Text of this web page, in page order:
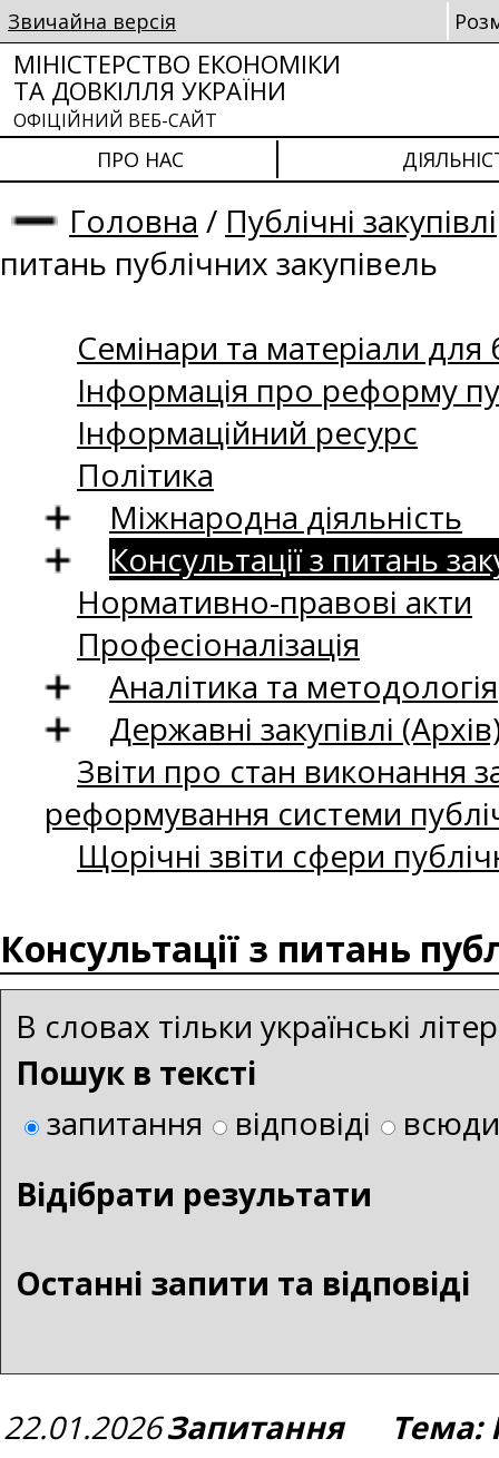
Звичайна версія
МІНІСТЕРСТВО ЕКОНОМІКИ
ТА ДОВКІЛЛЯ УКРАЇНИ
ОФІЦІЙНИЙ ВЕБ-САЙТ
ПРО НАС
Головна / Публічні закупівлі
питань публічних закупівель
Семінари та матеріали для
Інформація про реформу
Інформаційний ресурс
Політика
Міжнародна діяльність
Консультації з питань
Нормативно-правові акти
Професіоналізація
Аналітика та методологія
Державні закупівлі
Звіти про стан виконання
реформування системи
Щорічні звіти сфери
Консультації з питань
В словах тільки українські
Пошук в тексті
запитання
відповіді
всюди
Bідібрати результати
Останні запити та відповіді
22.01.2026Запитання Тема: